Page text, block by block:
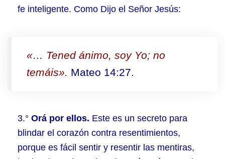
fe inteligente. Como Dijo el Señor Jesús:
«… Tened ánimo, soy Yo; no
temáis». Mateo 14:27.
3.° Orá por ellos. Este es un secreto para
blindar el corazón contra resentimientos,
porque es fácil sentir y resentir las mentiras,